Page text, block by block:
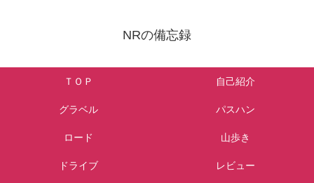
NRの備忘録
ＴＯＰ 自己紹介
グラベル パスハン
ロード 山歩き
ドライブ レビュー